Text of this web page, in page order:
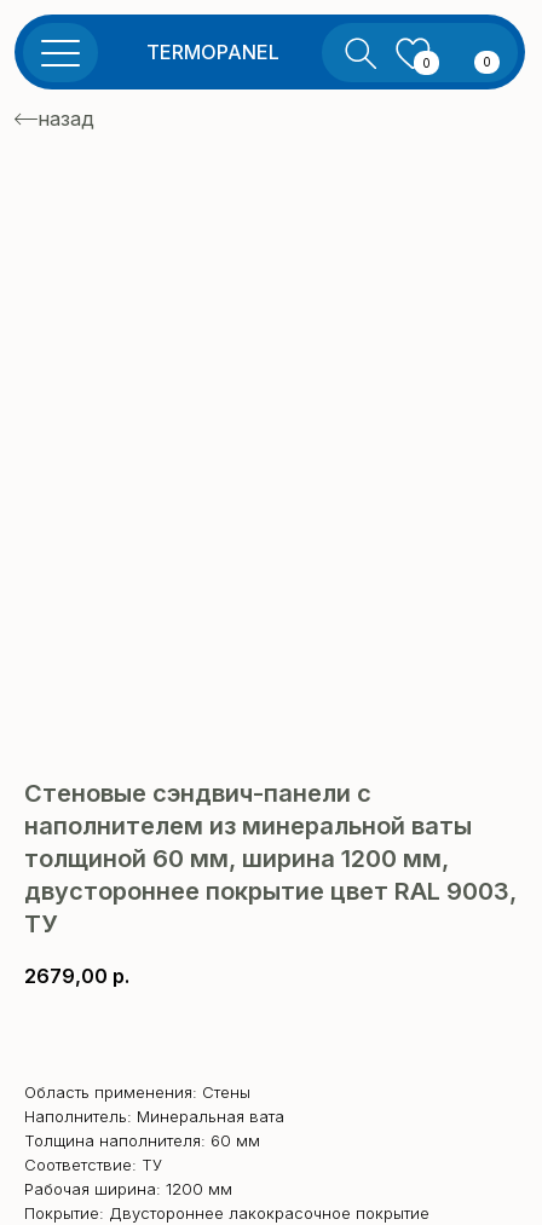
0
TERMOPANEL
назад
Стеновые сэндвич-панели с
наполнителем из минеральной ваты
толщиной 60 мм, ширина 1200 мм,
двустороннее покрытие цвет RAL 9003,
ТУ
2679,00 р.
Область применения: Стены
Наполнитель: Минеральная вата
Толщина наполнителя: 60 мм
Соответствие: ТУ
Рабочая ширина: 1200 мм
Покрытие: Двустороннее лакокрасочное покрытие